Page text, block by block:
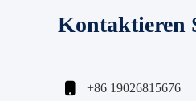
Kontaktieren
 +86 19026815676